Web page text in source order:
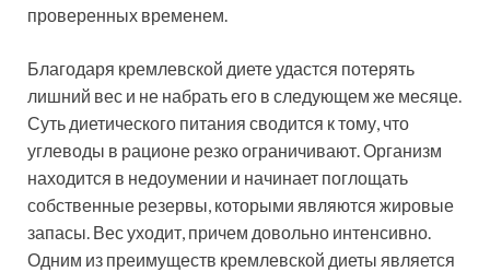
проверенных временем.
Благодаря кремлевской диете удастся потерять
лишний вес и не набрать его в следующем же месяце.
Суть диетического питания сводится к тому, что
углеводы в рационе резко ограничивают. Организм
находится в недоумении и начинает поглощать
собственные резервы, которыми являются жировые
запасы. Вес уходит, причем довольно интенсивно.
Одним из преимуществ кремлевской диеты является